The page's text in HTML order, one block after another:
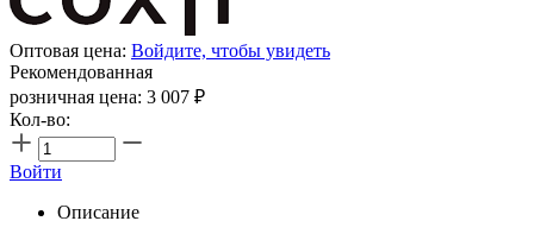
Оптовая цена: Войдите, чтобы увидеть
Рекомендованная
розничная цена: 3 007 ₽
Кол-во:
Войти
Описание